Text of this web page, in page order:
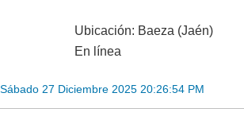
Ubicación: Baeza (Jaén)
En línea
Sábado 27 Diciembre 2025 20:26:54 PM